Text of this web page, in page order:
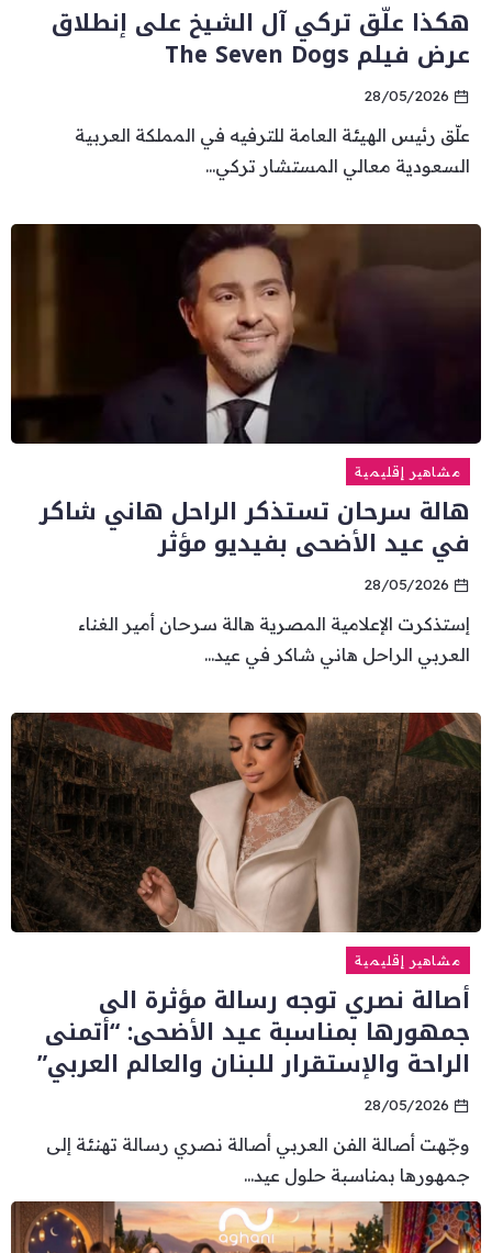
هكذا علّق تركي آل الشيخ على إنطلاق
عرض فيلم The Seven Dogs
28/05/2026
علّق رئيس الهيئة العامة للترفيه في المملكة العربية
السعودية معالي المستشار تركي...
مشاهير إقليمية
هالة سرحان تستذكر الراحل هاني شاكر
في عيد الأضحى بفيديو مؤثر
28/05/2026
إستذكرت الإعلامية المصرية هالة سرحان أمير الغناء
العربي الراحل هاني شاكر في عيد...
مشاهير إقليمية
أصالة نصري توجه رسالة مؤثرة الى
جمهورها بمناسبة عيد الأضحى: “أتمنى
الراحة والإستقرار للبنان والعالم العربي”
28/05/2026
وجّهت أصالة الفن العربي أصالة نصري رسالة تهنئة إلى
جمهورها بمناسبة حلول عيد...